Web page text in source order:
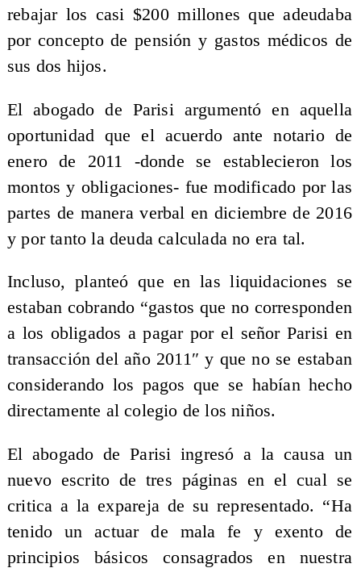
rebajar los casi $200 millones que adeudaba
por concepto de pensión y gastos médicos de
sus dos hijos.
El abogado de Parisi argumentó en aquella
oportunidad que el acuerdo ante notario de
enero de 2011 -donde se establecieron los
montos y obligaciones- fue modificado por las
partes de manera verbal en diciembre de 2016
y por tanto la deuda calculada no era tal.
Incluso, planteó que en las liquidaciones se
estaban cobrando “gastos que no corresponden
a los obligados a pagar por el señor Parisi en
transacción del año 2011″ y que no se estaban
considerando los pagos que se habían hecho
directamente al colegio de los niños.
El abogado de Parisi ingresó a la causa un
nuevo escrito de tres páginas en el cual se
critica a la expareja de su representado. “Ha
tenido un actuar de mala fe y exento de
principios básicos consagrados en nuestra